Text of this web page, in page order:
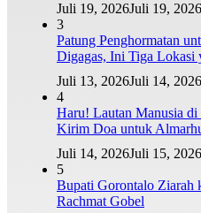
Juli 19, 2026Juli 19, 2026
3
Patung Penghormatan
Digagas, Ini Tiga Lokasi
Juli 13, 2026Juli 14, 2026
4
Haru! Lautan Manusia
Kirim Doa untuk
Juli 14, 2026Juli 15, 2026
5
Bupati Gorontalo Ziarah
Rachmat Gobel